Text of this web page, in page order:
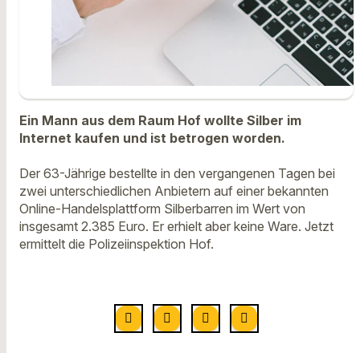
Ein Mann aus dem Raum Hof wollte Silber im
Internet kaufen und ist betrogen worden.
Der 63-Jährige bestellte in den vergangenen Tagen bei
zwei unterschiedlichen Anbietern auf einer bekannten
Online-Handelsplattform Silberbarren im Wert von
insgesamt 2.385 Euro. Er erhielt aber keine Ware. Jetzt
ermittelt die Polizeiinspektion Hof.